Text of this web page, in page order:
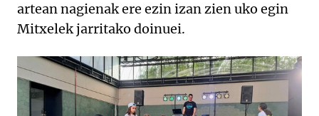
artean nagienak ere ezin izan zien uko egin
Mitxelek jarritako doinuei.